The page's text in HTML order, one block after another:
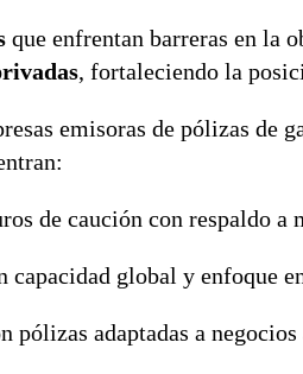
que enfrentan barreras en la
, fortaleciendo la
emisoras de pólizas de
de caución con respaldo a
capacidad global y enfoque
pólizas adaptadas a